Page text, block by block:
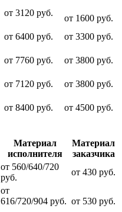
от 3120 руб.
от 1600 руб.
от 6400 руб. от 3300 руб.
от 7760 руб. от 3800 руб.
от 7120 руб. от 3800 руб.
от 8400 руб. от 4500 руб.
Материал
исполнителя
Материал
заказчика
от 560/640/720
руб.
от 430 руб.
от
616/720/904 руб. от 530 руб.